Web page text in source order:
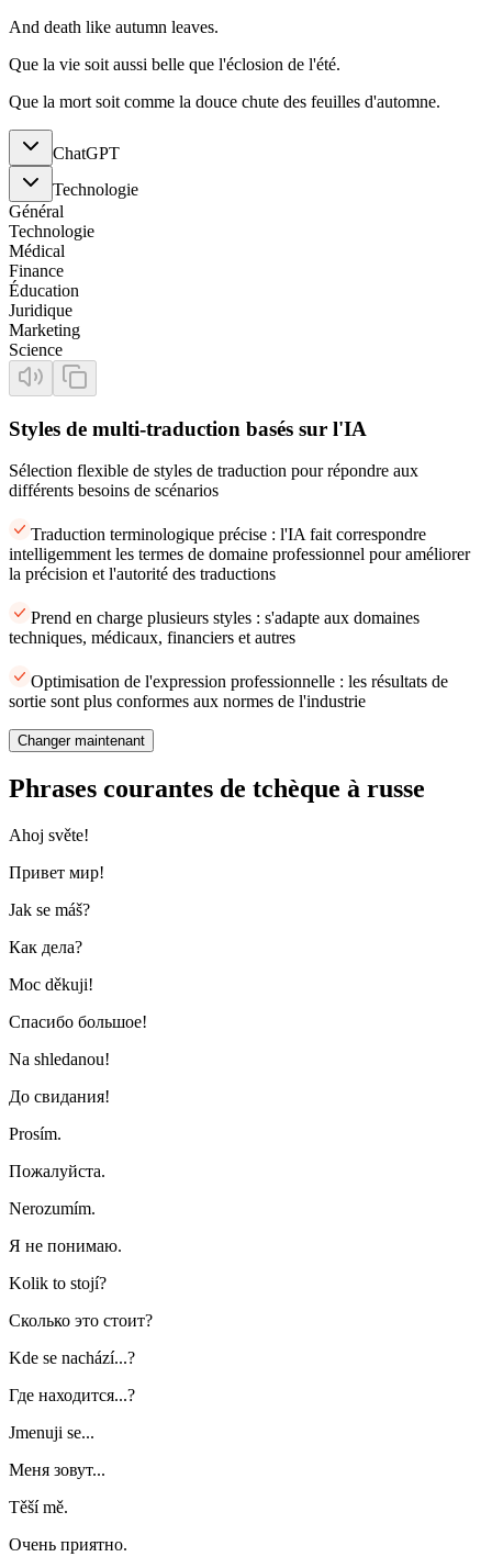
And death like autumn leaves.
Que la vie soit aussi belle que l'éclosion de l'été.
Que la mort soit comme la douce chute des feuilles d'automne.
ChatGPT
Technologie
Général
Technologie
Médical
Finance
Éducation
Juridique
Marketing
Science
Styles de multi-traduction basés sur l'IA
Sélection flexible de styles de traduction pour répondre aux
différents besoins de scénarios
Traduction terminologique précise : l'IA fait correspondre
intelligemment les termes de domaine professionnel pour améliorer
la précision et l'autorité des traductions
Prend en charge plusieurs styles : s'adapte aux domaines
techniques, médicaux, financiers et autres
Optimisation de l'expression professionnelle : les résultats de
sortie sont plus conformes aux normes de l'industrie
Changer maintenant
Phrases courantes de tchèque à russe
Ahoj světe!
Привет мир!
Jak se máš?
Как дела?
Moc děkuji!
Спасибо большое!
Na shledanou!
До свидания!
Prosím.
Пожалуйста.
Nerozumím.
Я не понимаю.
Kolik to stojí?
Сколько это стоит?
Kde se nachází...?
Где находится...?
Jmenuji se...
Меня зовут...
Těší mě.
Очень приятно.